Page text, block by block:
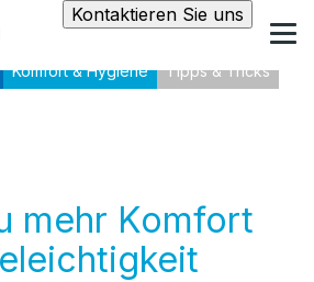
Kontaktieren Sie uns
Komfort & Hygiene Tipps & Tricks
mehr Komfort